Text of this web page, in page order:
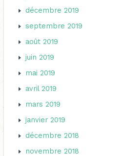
décembre 2019
septembre 2019
août 2019
juin 2019
mai 2019
avril 2019
mars 2019
janvier 2019
décembre 2018
novembre 2018